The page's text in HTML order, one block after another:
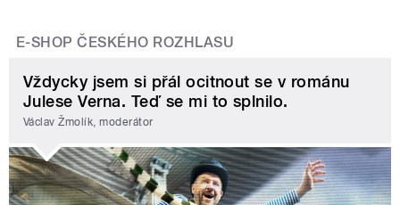
E-SHOP ČESKÉHO ROZHLASU
Vždycky jsem si přál ocitnout se v románu
Julese Verna. Teď se mi to splnilo.
Václav Žmolík, moderátor